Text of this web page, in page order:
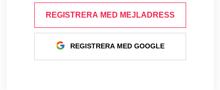
REGISTRERA MED MEJLADRESS
REGISTRERA MED GOOGLE